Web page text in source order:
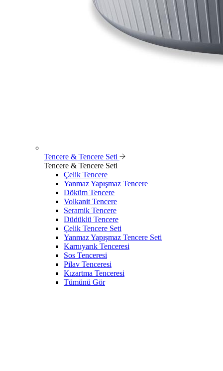
Tencere & Tencere Seti
Tencere & Tencere Seti
Çelik Tencere
Yanmaz Yapışmaz Tencere
Döküm Tencere
Volkanit Tencere
Seramik Tencere
Düdüklü Tencere
Çelik Tencere Seti
Yanmaz Yapışmaz Tencere Seti
Karnıyarık Tenceresi
Sos Tenceresi
Pilav Tenceresi
Kızartma Tenceresi
Tümünü Gör